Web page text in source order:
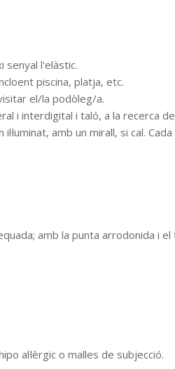
senyal l'elàstic.
piscina, platja, etc.
el/la podòleg/a.
i interdigital i taló, a la recerca
amb un mirall, si cal.
amb la punta arrodonida i
al·lèrgic o malles de subjecció.